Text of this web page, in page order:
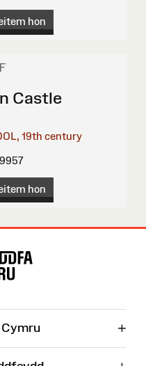
hon
Castle
19th century
hon
+